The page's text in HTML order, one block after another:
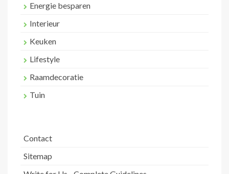
Energie besparen
Interieur
Keuken
Lifestyle
Raamdecoratie
Tuin
Contact
Sitemap